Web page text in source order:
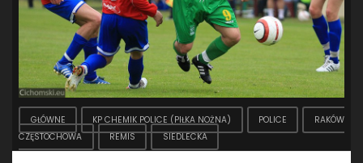
GŁÓWNE KP CHEMIK POLICE (PIŁKA NOŻNA) POLICE
RAKÓW
CZĘSTOCHOWA
REMIS SIEDLECKA